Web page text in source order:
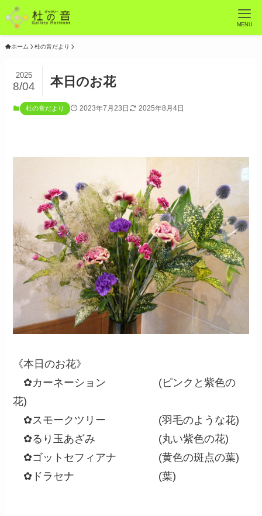
MENU
ホーム 杜の音だより
本日のお花
2025
8/04
杜の音だより 2023年7月23日 2025年8月4日
《本日のお花》
✿カーネーション (ピンクと紫色の
花)
✿スモークツリー (羽毛のような花)
✿るり玉あざみ (丸い紫色の花)
✿ゴットセフィアナ (黄色の斑点の葉)
✿ドラセナ (葉)